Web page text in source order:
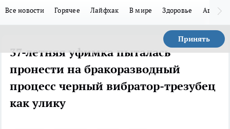
Все новости Горячее Лайфхак В мире Здоровье Авто
Принять
37-летняя уфимка пыталась
пронести на бракоразводный
процесс черный вибратор-трезубец
как улику